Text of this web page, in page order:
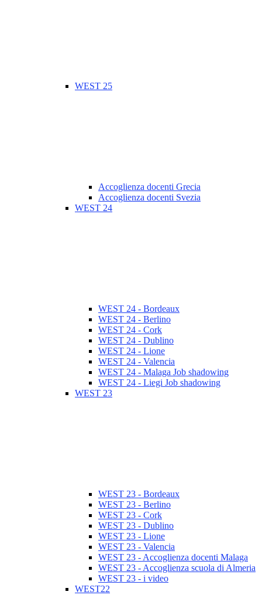
WEST 25
Accoglienza docenti Grecia
Accoglienza docenti Svezia
WEST 24
WEST 24 - Bordeaux
WEST 24 - Berlino
WEST 24 - Cork
WEST 24 - Dublino
WEST 24 - Lione
WEST 24 - Valencia
WEST 24 - Malaga Job shadowing
WEST 24 - Liegi Job shadowing
WEST 23
WEST 23 - Bordeaux
WEST 23 - Berlino
WEST 23 - Cork
WEST 23 - Dublino
WEST 23 - Lione
WEST 23 - Valencia
WEST 23 - Accoglienza docenti Malaga
WEST 23 - Accoglienza scuola di Almeria
WEST 23 - i video
WEST22